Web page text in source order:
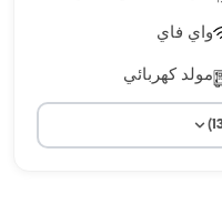
واي فاي
مولد كهربائي